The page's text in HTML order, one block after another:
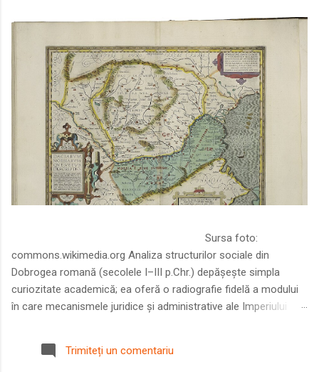
Sursa foto:
commons.wikimedia.org Analiza structurilor sociale din
Dobrogea romană (secolele I–III p.Chr.) depășește simpla
curiozitate academică; ea oferă o radiografie fidelă a modului
în care mecanismele juridice și administrative ale Imperiului
Într-o epocă în care prosperitatea excepțională a lumii romane
era susținută de o mobilitate socială dinamică și de o libertate
Trimiteți un comentariu